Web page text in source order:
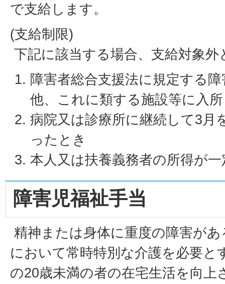
で支給します。
(支給制限)
下記に該当する場合、支給対象
障害者総合支援法に規定する
他、これに類する施設等に入
病院又は診療所に継続して3月
ったとき
本人又は扶養義務者の所得が
障害児福祉手当
精神または身体に重度の障害が
において常時特別な介護を必要と
の20歳未満の者の在宅生活を向上